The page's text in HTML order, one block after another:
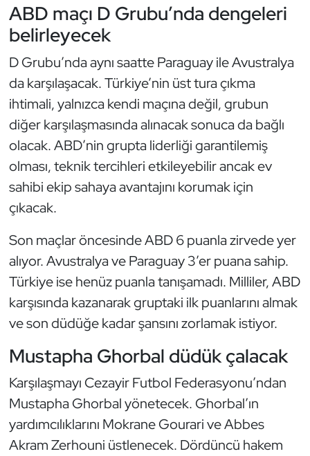
ABD maçı D Grubu’nda dengeleri
belirleyecek
D Grubu’nda aynı saatte Paraguay ile Avustralya
da karşılaşacak. Türkiye’nin üst tura çıkma
ihtimali, yalnızca kendi maçına değil, grubun
diğer karşılaşmasında alınacak sonuca da bağlı
olacak. ABD’nin grupta liderliği garantilemiş
olması, teknik tercihleri etkileyebilir ancak ev
sahibi ekip sahaya avantajını korumak için
çıkacak.
Son maçlar öncesinde ABD 6 puanla zirvede yer
alıyor. Avustralya ve Paraguay 3’er puana sahip.
Türkiye ise henüz puanla tanışamadı. Milliler, ABD
karşısında kazanarak gruptaki ilk puanlarını almak
ve son düdüğe kadar şansını zorlamak istiyor.
Mustapha Ghorbal düdük çalacak
Karşılaşmayı Cezayir Futbol Federasyonu’ndan
Mustapha Ghorbal yönetecek. Ghorbal’ın
yardımcılıklarını Mokrane Gourari ve Abbes
Akram Zerhouni üstlenecek. Dördüncü hakem
Hava Sporları
Hentbol
İşitme Engelli Sporcular
Judo ve Kuraş
Kano ve Rafting
Karate
Kayak
Kempo
Kick Boks
Masa Tenisi
Modern Pentatlon
Motor Sporları